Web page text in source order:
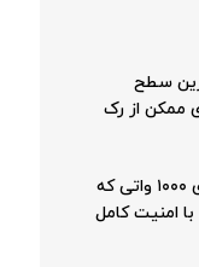
سطح
فضای ممکن از رک
وجود پاورهای ۱۰۰۰ واتی که
امنیت کامل